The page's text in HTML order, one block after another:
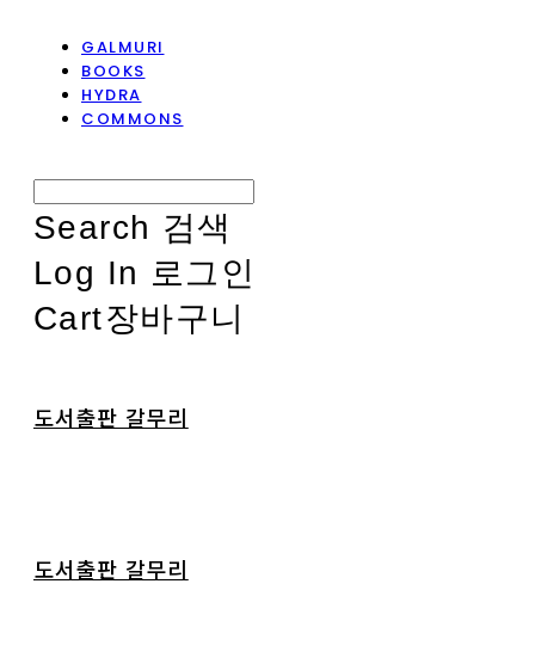
GALMURI
BOOKS
HYDRA
COMMONS
Search 검색
Log In 로그인
Cart장바구니
도서출판 갈무리
도서출판 갈무리